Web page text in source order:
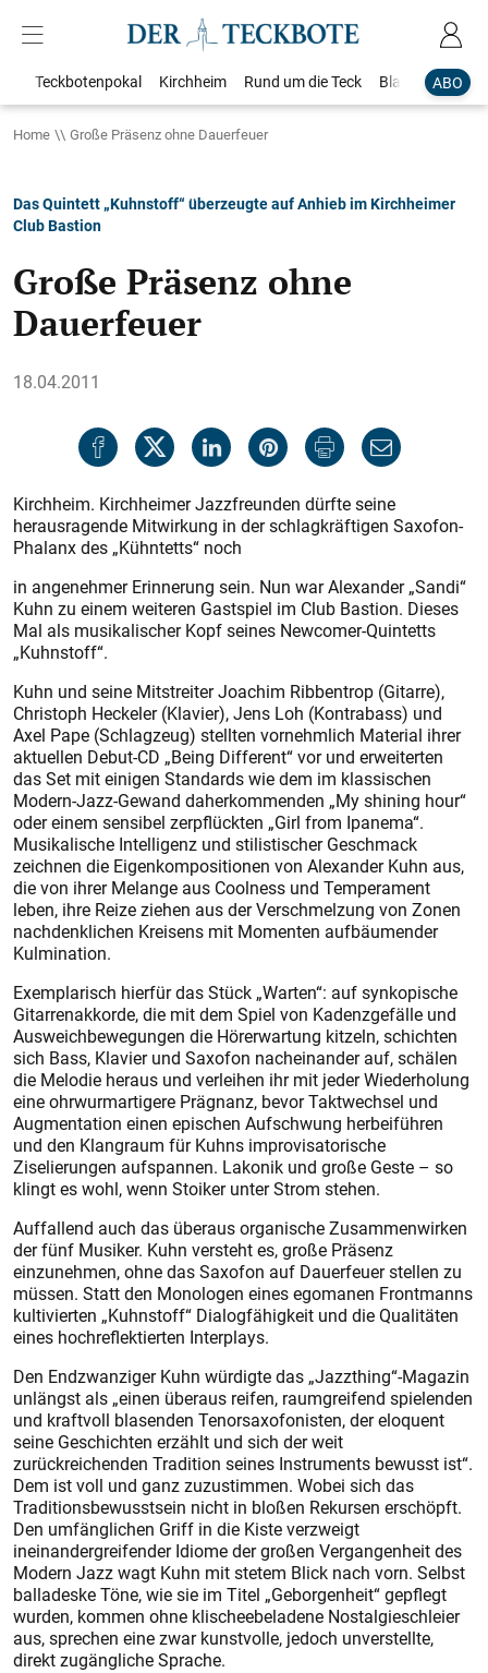
ABO
Teckbotenpokal Kirchheim Rund um die Teck Blaulicht
Home Große Präsenz ohne Dauerfeuer
Das Quintett „Kuhnstoff“ überzeugte auf Anhieb im Kirchheimer
Club Bastion
Große Präsenz ohne
Dauerfeuer
18.04.2011
Kirchheim. Kirchheimer Jazzfreunden dürfte seine
herausragende Mitwirkung in der schlagkräftigen Saxofon-
Phalanx des „Kühntetts“ noch
in angenehmer Erinnerung sein. Nun war Alexander „Sandi“
Kuhn zu einem weiteren Gastspiel im Club Bastion. Dieses
Mal als musikalischer Kopf seines Newcomer-Quintetts
„Kuhnstoff“.
Kuhn und seine Mitstreiter Joachim Ribbentrop (Gitarre),
Christoph Heckeler (Klavier), Jens Loh (Kontrabass) und
Axel Pape (Schlagzeug) stellten vornehmlich Material ihrer
aktuellen Debut-CD „Being Different“ vor und erweiterten
das Set mit einigen Standards wie dem im klassischen
Modern-Jazz-Gewand daherkommenden „My shining hour“
oder einem sensibel zerpflückten „Girl from Ipanema“.
Musikalische Intelligenz und stilistischer Geschmack
zeichnen die Eigenkompositionen von Alexander Kuhn aus,
die von ihrer Melange aus Coolness und Temperament
leben, ihre Reize ziehen aus der Verschmelzung von Zonen
nachdenklichen Kreisens mit Momenten aufbäumender
Kulmination.
Exemplarisch hierfür das Stück „Warten“: auf synkopische
Gitarrenakkorde, die mit dem Spiel von Kadenzgefälle und
Ausweichbewegungen die Hörerwartung kitzeln, schichten
sich Bass, Klavier und Saxofon nacheinander auf, schälen
die Melodie heraus und verleihen ihr mit jeder Wiederholung
eine ohrwurmartigere Prägnanz, bevor Taktwechsel und
Augmentation einen epischen Aufschwung herbeiführen
und den Klang­raum für Kuhns improvisatorische
Ziselierungen aufspannen. Lakonik und große Geste – so
klingt es wohl, wenn Stoiker unter Strom stehen.
Auffallend auch das überaus organische Zusammenwirken
der fünf Musiker. Kuhn versteht es, große Präsenz
einzunehmen, ohne das Saxofon auf Dauerfeuer stellen zu
müssen. Statt den Monologen eines egomanen Frontmanns
kultivierten „Kuhnstoff“ Dialogfähigkeit und die Qualitäten
eines hochreflektierten Interplays.
Den Endzwanziger Kuhn würdigte das „Jazzthing“-Magazin
unlängst als „einen überaus reifen, raumgreifend spielenden
und kraftvoll blasenden Tenorsaxofonisten, der eloquent
seine Geschichten erzählt und sich der weit
zurückreichenden Tradition seines Instruments bewusst ist“.
Dem ist voll und ganz zuzustimmen. Wobei sich das
Traditionsbewusstsein nicht in bloßen Rekursen erschöpft.
Den umfänglichen Griff in die Kiste verzweigt
ineinandergreifender Idiome der großen Vergangenheit des
Modern Jazz wagt Kuhn mit stetem Blick nach vorn. Selbst
balladeske Töne, wie sie im Titel „Geborgenheit“ gepflegt
wurden, kommen ohne klischeebeladene Nostalgieschleier
aus, sprechen eine zwar kunstvolle, jedoch unverstellte,
direkt zugängliche Sprache.